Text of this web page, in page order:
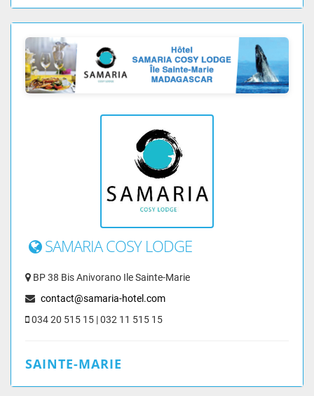
SAMARIA COSY LODGE
BP 38 Bis Anivorano Ile Sainte-Marie
contact@samaria-hotel.com
034 20 515 15 | 032 11 515 15
SAINTE-MARIE